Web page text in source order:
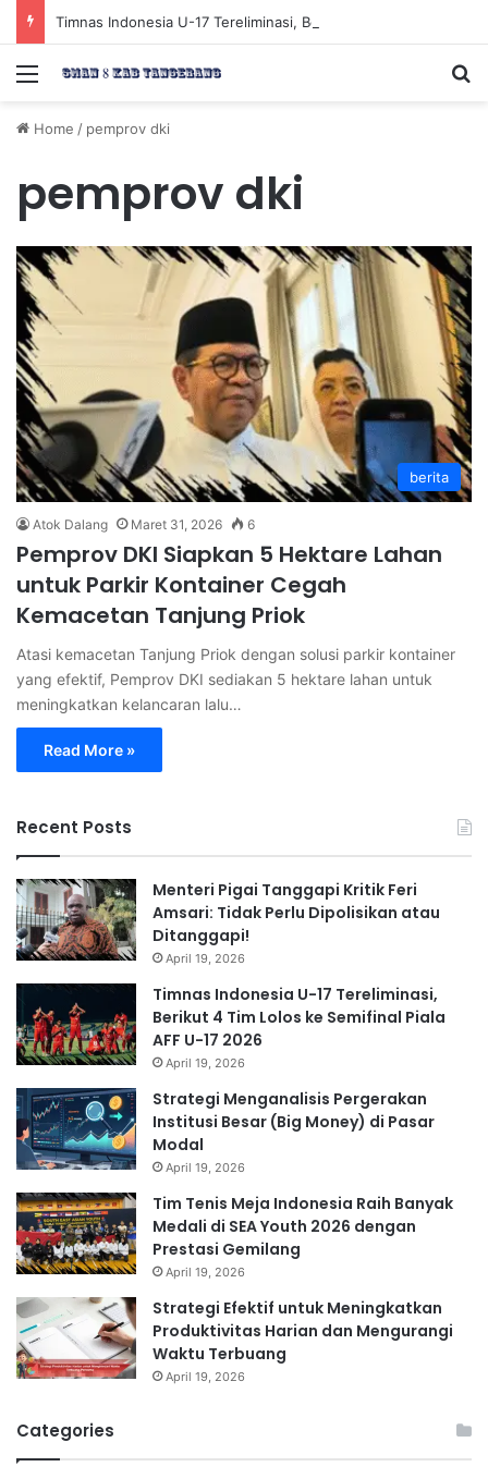
Menu
Home / pemprov dki
pemprov dki
berita
Atok Dalang Maret 31, 2026 6
Pemprov DKI Siapkan 5 Hektare Lahan
untuk Parkir Kontainer Cegah
Kemacetan Tanjung Priok
Atasi kemacetan Tanjung Priok dengan solusi parkir kontainer
yang efektif, Pemprov DKI sediakan 5 hektare lahan untuk
meningkatkan kelancaran lalu…
Read More »
Recent Posts
Menteri Pigai Tanggapi Kritik Feri
Amsari: Tidak Perlu Dipolisikan atau
Ditanggapi!
April 19, 2026
Timnas Indonesia U-17 Tereliminasi,
Berikut 4 Tim Lolos ke Semifinal Piala
AFF U-17 2026
April 19, 2026
Strategi Menganalisis Pergerakan
Institusi Besar (Big Money) di Pasar
Modal
April 19, 2026
Tim Tenis Meja Indonesia Raih Banyak
Medali di SEA Youth 2026 dengan
Prestasi Gemilang
April 19, 2026
Strategi Efektif untuk Meningkatkan
Produktivitas Harian dan Mengurangi
Waktu Terbuang
April 19, 2026
Categories